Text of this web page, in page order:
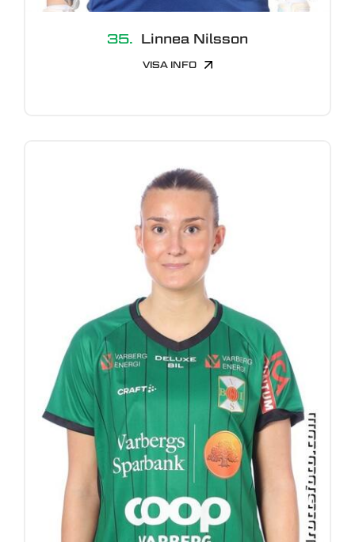
35. Linnea Nilsson
VISA INFO